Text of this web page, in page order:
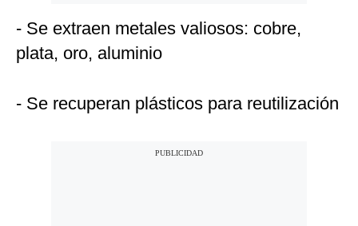
- Se extraen metales valiosos: cobre,
plata, oro, aluminio
- Se recuperan plásticos para reutilización